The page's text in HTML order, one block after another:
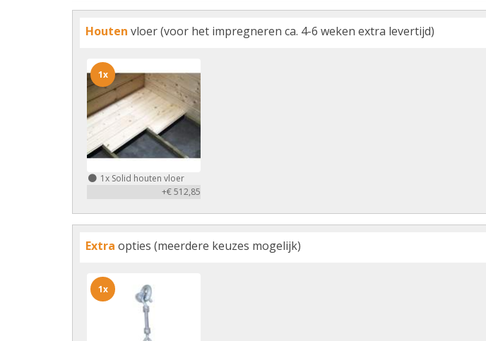
Houten vloer (voor het impregneren ca. 4-6 weken extra levertijd)
1x Solid houten vloer
+€ 512,85
1x
Extra opties (meerdere keuzes mogelijk)
1x